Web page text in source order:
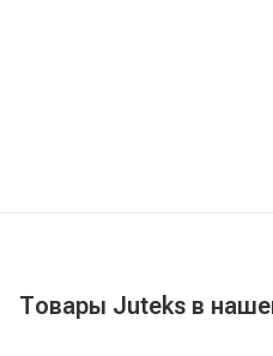
Товары Juteks в